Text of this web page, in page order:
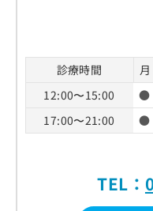
診療時間 月
12:00〜15:00
●
17:00〜21:00
●
TEL：